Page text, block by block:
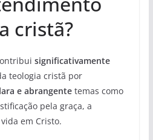
cristã?
significativamente
teologia cristã por
e abrangentetemas como
pela graça, a
em Cristo.